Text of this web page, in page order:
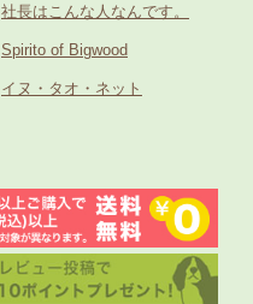
社長はこんな人なんです。
Spirito of Bigwood
イヌ・タオ・ネット